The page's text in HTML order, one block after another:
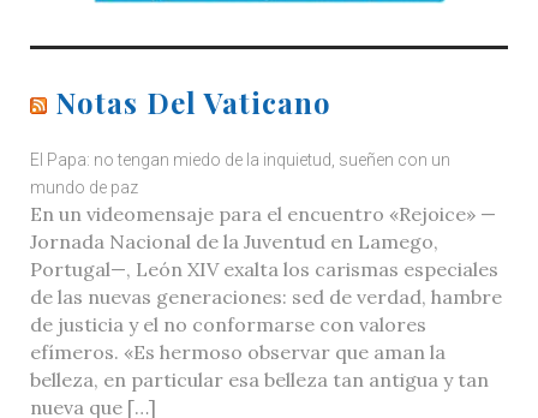
Notas Del Vaticano
El Papa: no tengan miedo de la inquietud, sueñen con un
mundo de paz
En un videomensaje para el encuentro «Rejoice» —
Jornada Nacional de la Juventud en Lamego,
Portugal—, León XIV exalta los carismas especiales
de las nuevas generaciones: sed de verdad, hambre
de justicia y el no conformarse con valores
efímeros. «Es hermoso observar que aman la
belleza, en particular esa belleza tan antigua y tan
nueva que […]